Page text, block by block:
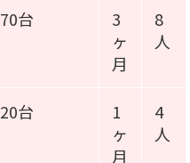
70台
3
ヶ
月
8
人
20台
1
ヶ
月
4
人